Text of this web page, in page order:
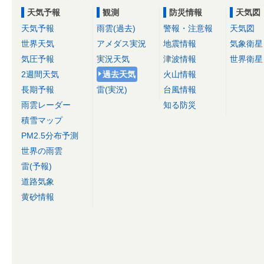
天気予報
天気予報
世界天気
気圧予報
2週間天気
長期予報
雨雲レーダー
積雪マップ
PM2.5分布予測
世界の雨雲
雷(予報)
道路気象
黄砂情報
観測
雨雲(過去)
アメダス実況
実況天気
過去天気
雷(実況)
防災情報
警報・注意報
地震情報
津波情報
火山情報
台風情報
知る防災
天気図
天気図
気象衛星
世界衛星